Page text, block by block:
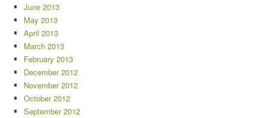
June 2013
May 2013
April 2013
March 2013
February 2013
December 2012
November 2012
October 2012
September 2012